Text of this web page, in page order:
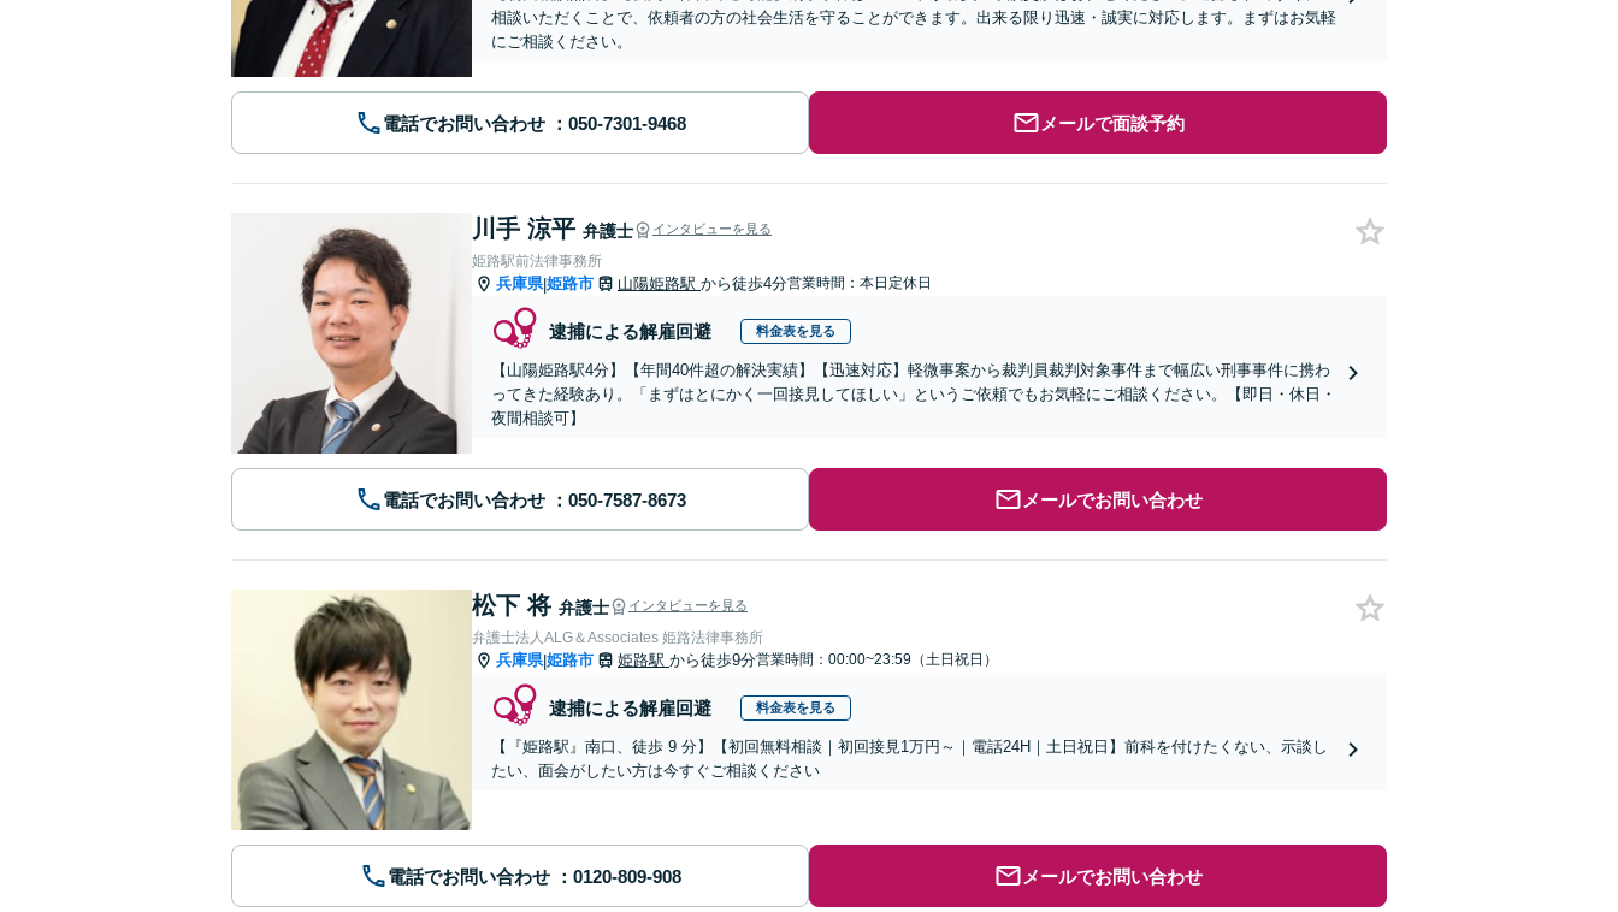
相談いただくことで、依頼者の方の社会生活を守ることができます。出来る限り迅速・誠実に対応します。まずはお気軽
にご相談ください。
電話でお問い合わせ メールで面談予約
川手 涼平 弁護士 インタビューを見る
姫路駅前法律事務所
兵庫県|姫路市 山陽姫路駅 から徒歩4分営業時間：本日定休日
逮捕による解雇回避 料金表を見る
【山陽姫路駅4分】【年間40件超の解決実績】【迅速対応】軽微事案から裁判員裁判対象事件まで幅広い刑事事件に携わ
ってきた経験あり。「まずはとにかく一回接見してほしい」というご依頼でもお気軽にご相談ください。【即日・休日・
夜間相談可】
電話でお問い合わせ メールでお問い合わせ
松下 将 弁護士 インタビューを見る
弁護士法人ALG＆Associates 姫路法律事務所
兵庫県|姫路市 姫路駅 から徒歩9分営業時間：00:00~23:59（土日祝日）
逮捕による解雇回避 料金表を見る
【『姫路駅』南口、徒歩 9 分】【初回無料相談｜初回接見1万円～｜電話24H｜土日祝日】前科を付けたくない、示談し
たい、面会がしたい方は今すぐご相談ください
電話でお問い合わせ メールでお問い合わせ